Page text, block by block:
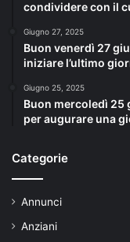
condividere con il
Giugno 27, 2025
Buon venerdì 27
iniziare l’ultimo
Giugno 25, 2025
Buon mercoledì 25
per augurare una
Categorie
Annunci
Anziani